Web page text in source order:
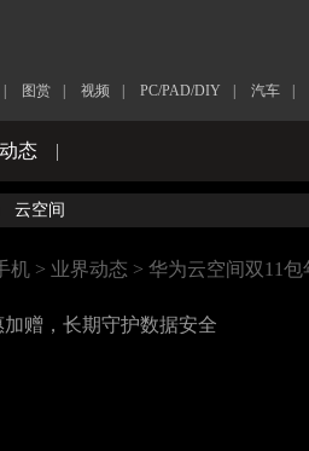
图赏 视频 PC/PAD/DIY 汽车
态 |
云空间
机 > 业界动态 > 华为云空间双11